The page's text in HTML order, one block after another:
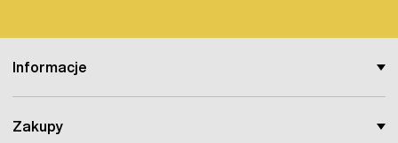
Informacje
Zakupy